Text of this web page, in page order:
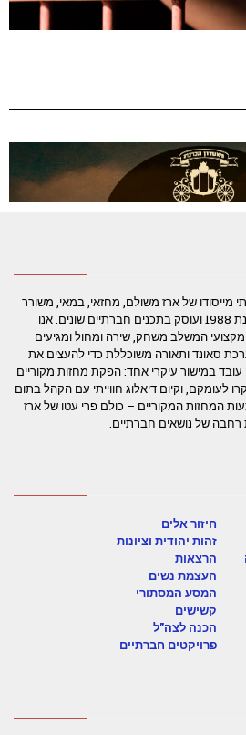
מייסודו של ארז משולם, מחזאי, במאי, משורר
ומרצה, פועל ברחבי ישראל משנת 1988 ועוסק בתכנים חברתיים שונים. אנו
מקצועי המשלב משחק, שירה ומחול ומגיעים
סאונד ותאורה משוכללת כדי להעצים את
עובד במישור עיקרי אחד: הפקת מחזות מקוריים
לעומקם, וקיום דיאלוג חווייתי עם הקהל בתום
המחזות המקוריים – כולם פרי עטו של ארז
של נושאים חברתיים.
חיזור אלים
זהות יהודית וציונות
הרצאות
העצמת נשים
המסע המסתורי
קשישים
הכנה לצה"ל
פרויקטים חברתיים